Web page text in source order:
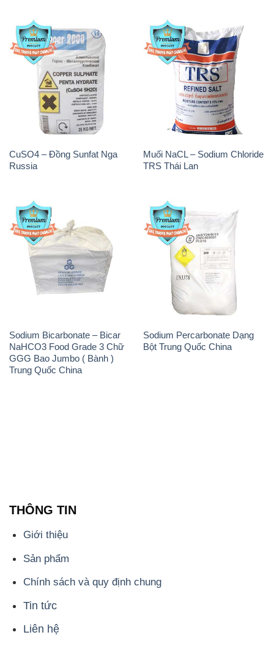
CuSO4 – Đồng Sunfat Nga
Russia
Muối NaCL – Sodium Chloride
TRS Thái Lan
Sodium Bicarbonate – Bicar
NaHCO3 Food Grade 3 Chữ
GGG Bao Jumbo ( Bành )
Trung Quốc China
Sodium Percarbonate Dạng
Bột Trung Quốc China
THÔNG TIN
Giới thiệu
Sản phẩm
Chính sách và quy định chung
Tin tức
Liên hệ